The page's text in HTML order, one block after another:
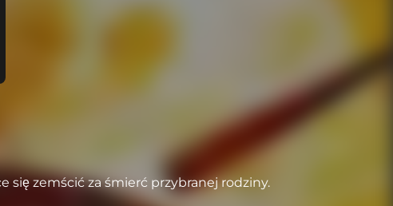
się zemścić za śmierć przybranej rodziny.